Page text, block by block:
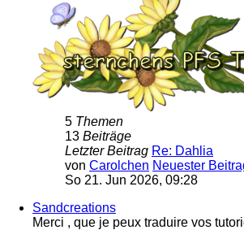
5 Themen
13 Beiträge
Letzter Beitrag Re: Dahlia
von Carolchen Neuester
So 21. Jun 2026, 09:28
Sandcreations
Merci , que je peux traduire vos